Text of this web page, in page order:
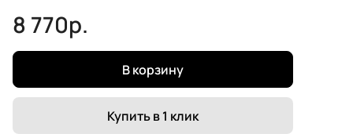
8 770р.
В корзину
Купить в 1 клик